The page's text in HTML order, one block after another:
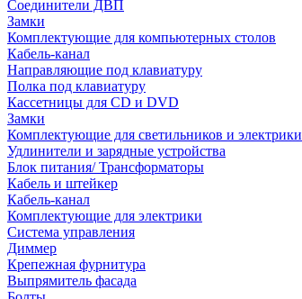
Соединители ДВП
Замки
Комплектующие для компьютерных столов
Кабель-канал
Направляющие под клавиатуру
Полка под клавиатуру
Кассетницы для CD и DVD
Замки
Комплектующие для светильников и электрики
Удлинители и зарядные устройства
Блок питания/ Трансформаторы
Кабель и штейкер
Кабель-канал
Комплектующие для электрики
Система управления
Диммер
Крепежная фурнитура
Выпрямитель фасада